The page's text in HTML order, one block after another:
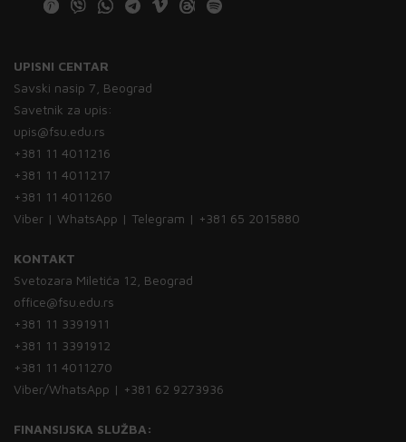
UPISNI CENTAR
Savski nasip 7, Beograd
Savetnik za upis:
upis@fsu.edu.rs
+381 11 4011216
+381 11 4011217
+381 11 4011260
Viber | WhatsApp | Telegram | +381 65 2015880
KONTAKT
Svetozara Miletića 12, Beograd
office@fsu.edu.rs
+381 11 3391911
+381 11 3391912
+381 11 4011270
Viber/WhatsApp | +381 62 9273936
FINANSIJSKA SLUŽBA: